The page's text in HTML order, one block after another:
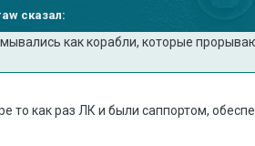
сказал:
как корабли, которые
то как раз ЛК и были саппортом,